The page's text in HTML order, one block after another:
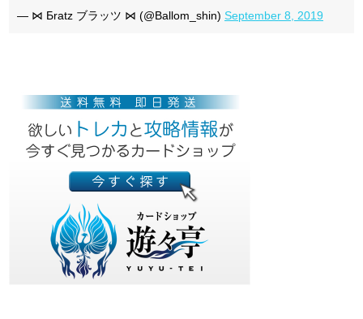
— ⋈ Бratz ブラッツ ⋈ (@Ballom_shin) September 8, 2019